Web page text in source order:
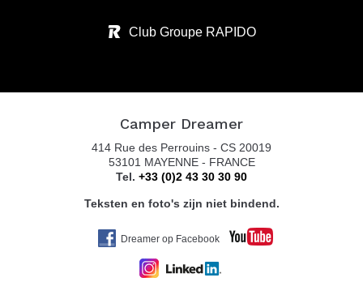
Club Groupe RAPIDO
Camper Dreamer
414 Rue des Perrouins - CS 20019
53101 MAYENNE - FRANCE
Tel. +33 (0)2 43 30 30 90
Teksten en foto's zijn niet bindend.
Dreamer op Facebook